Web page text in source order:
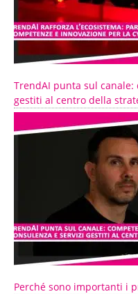
TrendAI punta sul canale:
gestiti al centro della
Perché sono importanti i